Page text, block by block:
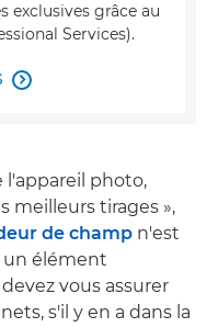
exclusives grâce au
Services).

l'appareil photo,
meilleurs tirages »,
de champ n'est
un élément
vous assurer
s'il y en a dans la